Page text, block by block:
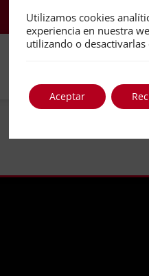
Utilizamos cookies
experiencia en nuestra
utilizando o desactivarlas
Aceptar